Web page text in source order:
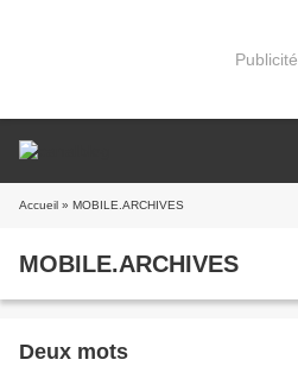
Publicité
Accueil » MOBILE.ARCHIVES
MOBILE.ARCHIVES
Deux mots